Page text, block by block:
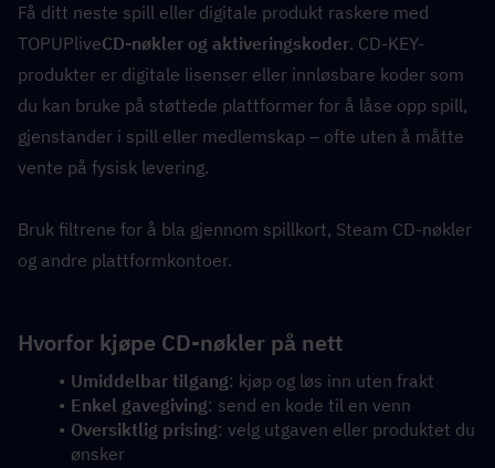
Få ditt neste spill eller digitale produkt raskere med
TOPUPliveCD-nøkler og aktiveringskoder. CD-KEY-
produkter er digitale lisenser eller innløsbare koder som
du kan bruke på støttede plattformer for å låse opp spill,
gjenstander i spill eller medlemskap – ofte uten å måtte
vente på fysisk levering.
Bruk filtrene for å bla gjennom spillkort, Steam CD-nøkler
og andre plattformkontoer.
Hvorfor kjøpe CD-nøkler på nett
Umiddelbar tilgang: kjøp og løs inn uten frakt
Enkel gavegiving: send en kode til en venn
Oversiktlig prising: velg utgaven eller produktet du
ønsker